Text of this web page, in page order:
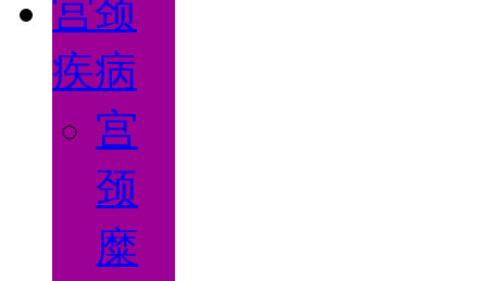
宫颈
疾病
宫
颈
糜